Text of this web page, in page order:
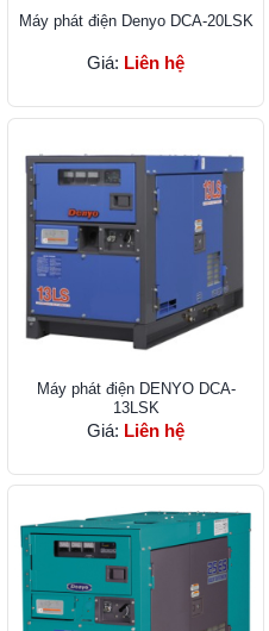
Máy phát điện Denyo DCA-20LSK
Giá: Liên hệ
Máy phát điện DENYO DCA-
13LSK
Giá: Liên hệ